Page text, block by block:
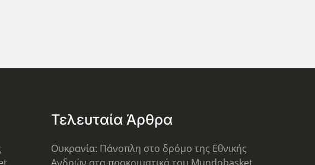
Τελευταία Άρθρα
Ουκρανία: Πάνοπλη στο δρόμο της Εθνικής
Ανδρών στα προκριματικά του Mundobasket